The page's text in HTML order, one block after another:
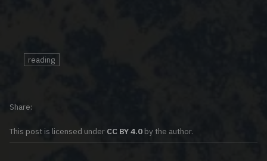
reading
This post is licensed under CC BY 4.0by the author.
Share